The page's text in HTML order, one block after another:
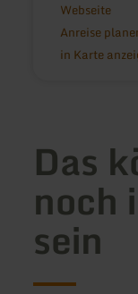
Webseite
Anreise
in Karte
Das
noch
sein